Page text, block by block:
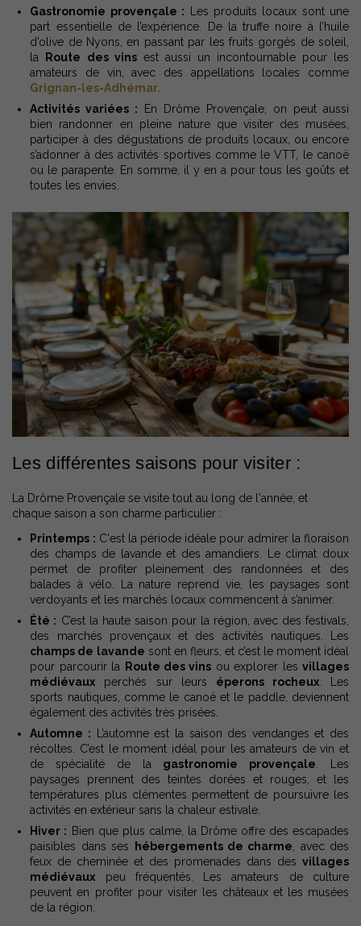
Gastronomie provençale : Les produits locaux sont une
part essentielle de l’expérience. De la truffe noire à l’huile
d’olive de Nyons, en passant par les fruits gorgés de soleil,
la
Route des vinsest aussi un incontournable pour les
amateurs de vin, avec des appellations locales comme
Grignan-les-Adhémar.
Activités variées : En Drôme Provençale, on peut aussi
bien randonner en pleine nature que visiter des musées,
participer à des dégustations de produits locaux, ou encore
s’adonner à des activités sportives comme le VTT, le canoë
ou le parapente. En somme, il y en a pour tous les goûts et
toutes les envies.
Les différentes saisons pour visiter :
La Drôme Provençale se visite tout au long de l'année, et
chaque saison a son charme particulier :
Printemps : C'est la période idéale pour admirer la floraison
des champs de lavande et des amandiers. Le climat doux
permet de profiter pleinement des randonnées et des
balades à vélo. La nature reprend vie, les paysages sont
verdoyants et les marchés locaux commencent à s’animer.
Été : C’est la haute saison pour la région, avec des festivals,
des marchés provençaux et des activités nautiques. Les
champs de lavande sont en fleurs, et c’est le moment idéal
pour parcourir la Route des vins ou explorer lesvillages
médiévaux perchés sur leurs éperons rocheux. Les
sports nautiques, comme le canoë et le paddle, deviennent
également des activités très prisées.
Automne : L’automne est la saison des vendanges et des
récoltes. C’est le moment idéal pour les amateurs de vin et
de spécialité de la gastronomie provençale. Les
paysages prennent des teintes dorées et rouges, et les
températures plus clémentes permettent de poursuivre les
activités en extérieur sans la chaleur estivale.
Hiver : Bien que plus calme, la Drôme offre des escapades
paisibles dans ses
hébergements de charme, avec des
feux de cheminée et des promenades dans des villages
médiévaux peu fréquentés. Les amateurs de culture
peuvent en profiter pour visiter les châteaux et les musées
de la région.